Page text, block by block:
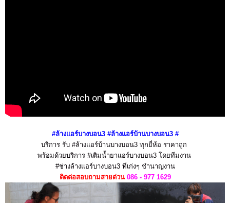
#ล้างแอร์บางบอน3 #ล้างแอร์บ้านบางบอน3#
บริการ รับ #ล้างแอร์บ้านบางบอน3 ทุกยี่ห้อ ราคาถูก
พร้อมด้วยบริการ #เติมน้ำยาแอร์บางบอน3 โดยทีมงาน
#ช่างล้างแอร์บางบอน3 ที่เก่งๆ ชำนาญงาน
ติดต่อสอบถามสายด่วน 086 - 977 1629